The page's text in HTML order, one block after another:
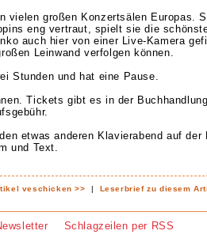
vielen großen Konzertsälen Europas.
eng vertraut, spielt sie die
auch hier von einer Live-Kamera
Leinwand verfolgen können.
Stunden und hat eine Pause.
Tickets gibt es in der
etwas anderen Klavierabend auf der
und Text.
veschicken >> | Leserbrief zu diesem
Schlagzeilen per RSS